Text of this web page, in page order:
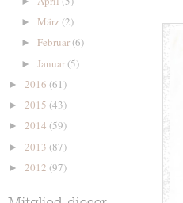
► März(2)
► Februar(6)
► Januar(5)
► 2016 (61)
► 2015 (43)
► 2014 (59)
► 2013 (87)
► 2012 (97)